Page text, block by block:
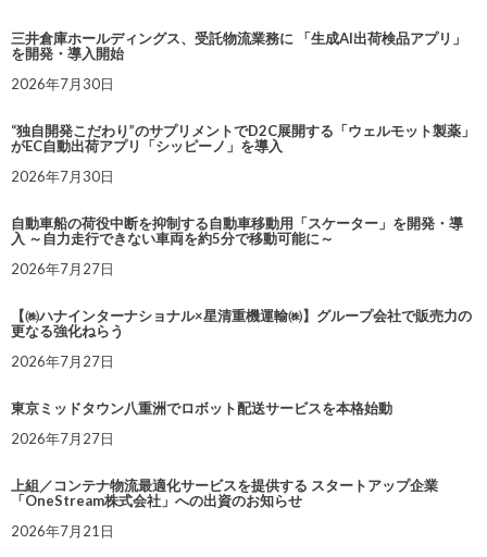
三井倉庫ホールディングス、受託物流業務に 「生成AI出荷検品アプリ」
を開発・導入開始
2026年7月30日
“独自開発こだわり”のサプリメントでD2C展開する「ウェルモット製薬」
がEC自動出荷アプリ「シッピーノ」を導入
2026年7月30日
自動車船の荷役中断を抑制する自動車移動用「スケーター」を開発・導
入 ～自力走行できない車両を約5分で移動可能に～
2026年7月27日
【㈱ハナインターナショナル×星清重機運輸㈱】グループ会社で販売力の
更なる強化ねらう
2026年7月27日
東京ミッドタウン八重洲でロボット配送サービスを本格始動
2026年7月27日
上組／コンテナ物流最適化サービスを提供する スタートアップ企業
「OneStream株式会社」への出資のお知らせ
2026年7月21日